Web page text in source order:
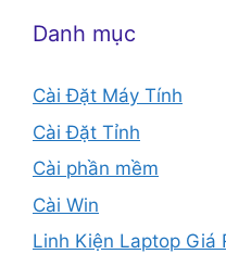
Danh mục
Cài Đặt Máy Tính
Cài Đặt Tỉnh
Cài phần mềm
Cài Win
Linh Kiện Laptop Giá